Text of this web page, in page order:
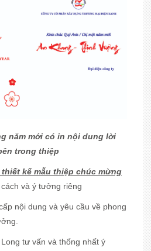
năm mới có in nội dung lời
trong thiệp
kế mẫu thiệp chúc mừng
và ý tưởng riêng
nội dung và yêu cầu về phong
tư vấn và thống nhất ý